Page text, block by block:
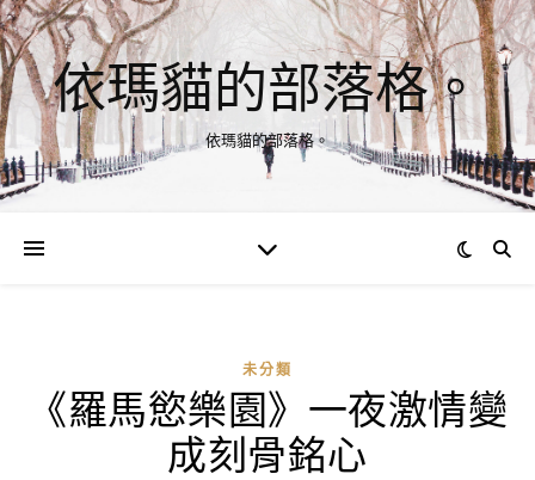
依瑪貓的部落格。
依瑪貓的部落格。
未分類
《羅馬慾樂園》一夜激情變
成刻骨銘心